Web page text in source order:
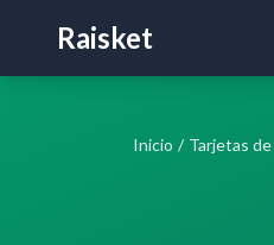
Raisket
Inicio / Tarjetas